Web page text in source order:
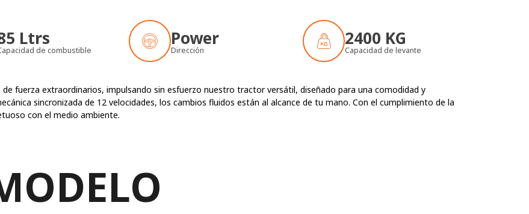
Ltrs
de combustible
Power
Dirección
2400 KG
Capacidad de levante
fuerza extraordinarios, impulsando sin esfuerzo nuestro tractor versátil, diseñado para una comodidad y
sincronizada de 12 velocidades, los cambios fluidos están al alcance de tu mano. Con el cumplimiento de la
con el medio ambiente.